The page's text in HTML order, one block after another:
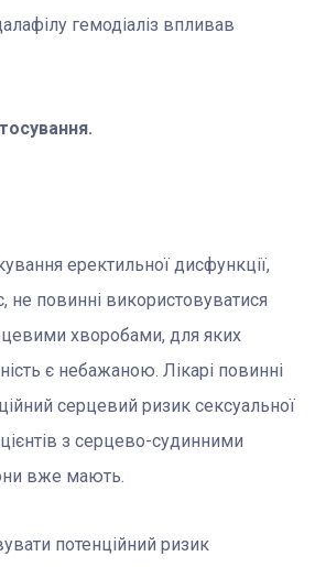
гемодіаліз впливав
еректильної дисфункції,
не повинні використовуватися
хворобами, для яких
є небажаною. Лікарі повинні
серцевий ризик сексуальної
з серцево-судинними
вже мають.
потенційний ризик